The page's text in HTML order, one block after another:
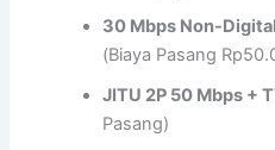
30 Mbps Non-
(Biaya Pasang
JITU 2P 50 Mbps +
Pasang)